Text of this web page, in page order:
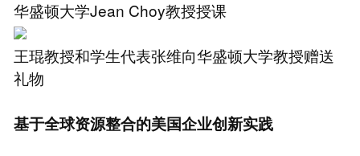
华盛顿大学Jean Choy教授授课
王琨教授和学生代表张维向华盛顿大学教授赠送
礼物
基于全球资源整合的美国企业创新实践